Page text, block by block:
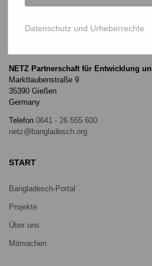
NETZ Partnerschaft für Entwicklung
Marktlaubenstraße 9
35390 Gießen
Germany
Telefon 0641 - 26 555 600
netz@bangladesch.org
START
Bangladesch-Portal
Projekte
Über uns
Mitmachen
Datenschutz und Urheberrechte